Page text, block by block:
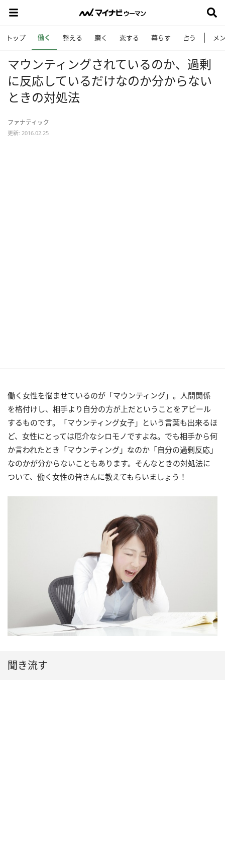
トップ 働く 整える 磨く 恋する 暮らす 占う メ
マウンティングされているのか、過剰
に反応しているだけなのか分からない
ときの対処法
ファナティック
更新: 2016.02.25
働く女性を悩ませているのが「マウンティング」。人間関係
を格付けし、相手より自分の方が上だということをアピール
するものです。「マウンティング女子」という言葉も出来るほ
ど、女性にとっては厄介なシロモノですよね。でも相手から何
か言われたとき「マウンティング」なのか「自分の過剰反応」
なのかが分からないこともあります。そんなときの対処法に
ついて、働く女性の皆さんに教えてもらいましょう！
聞き流す